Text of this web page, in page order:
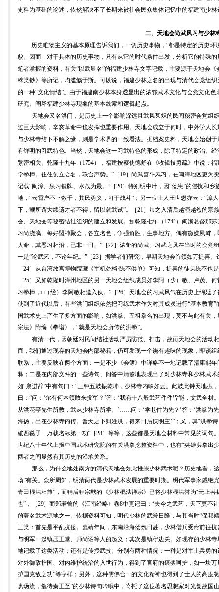
史料为基础的论述，依然解决不了长期来被社会民众集体记忆中的福建南少林
二、天地会尚武风习与少林
历史唯物主义的基本原理告诉我们，一切历史事物，“都是特定的历史
貌。因而，对于具体的历史事物，只有从它的时代条件出发，分析它的特殊
笔者掌握的资料，有关“以武显名”的福建少林寺文字记载，主要源于天地会
稗类钞》等所记，均滥觞于斯。可以说，福建少林之名的出现与清代会党组
的一种“文化情结”。由于福建南少林本身透显出的浓郁武术文化与会党文化
研究、阐释福建少林寺现象的基本线索和逻辑起点。
天地会又名洪门，是历史上一个影响深远且武风甚炽的民间秘密会党组
过巨大影响，辛亥革命中也发挥也重要作用。天地会成立于何时，中外学人
与少林寺结下不解之缘，则是学术界的一致看法。据档案史料， 天地会始创
有鲜明的习武特色。当然，天地会这一习武特色的形成，除了特定的政治、
紧密相关。乾隆十九年（ 1754），福建按察使德舒在《收辑技勇疏》中说：
学拳棒。往往创立会名，联合声势。” ［ 19］尚武喜斗风习，在闽漳地区更为
记载“闽漳、泉习镖牌、水战为最。”［20］特别明中叶，因“倭患”的侵扰和
地，“云霄户不下数千，其民勇义，习于战斗”；另一位士人王世懋亦云：“漳
下，觊所谓大续遗才者不得，留以就武试”。［21］加之入清后越演越烈的宗
会、天地会等秘密结社组织的建立和发展。如乾隆七年（ 1742）闽浙总督那
习尚浇漓，每好盟神聚会，各立名色，争强角胜，生事地方。偶有微嫌夙衅
人命，其恶习相沿，已非一日。”［22］浓郁的尚武、习武之风在当时的会党
一是“论武艺，不论年纪。”［23］据学者们研究，早期天地会首领如万提喜
［24］从台湾故宫博物院藏《军机处档·陈丕供单》可知，提喜的徒弟陈丕也
［25］又如乾隆时漳州地区的另一天地会组织成员如李阿（少）敏、卢茂、
习拳棒，□（经）李阿敏相邀入伙。”［26］天地会的习武风气在历史上绵延
使到了近代以后，有些洪门组织依然把习练武术作为对其成员进行“基本教育”
国武术史上产生了多方面的影响，如洪拳、五祖拳名的出现，莫不与此有关，
宗法》附编《拳谱》，“就是天地会所传的洪拳”。
有清一代，因朝廷对民间结社活动严厉防范、打击，故而天地会的活动
而，我们通过现存的天地会内部秘籍，仍可发现一个饶有趣味的现象，即该
联系，主要反映在两个方面：一是不少《会簿》中详略不一地记载了清康熙
释；二是在内部文件的一些诗句、问答中清楚地表现出了对少林寺和少林武
如“禀进辞”中有句曰：“三钟五鼓振乾坤，少林寺内响如云。此鼓此钟天地振
曰：“问：‘尔有何本领敢来投军？’答：‘我有十八般武艺件件皆能，文武全材
从洪花亭先生所教，武从少林寺所学。’……问：‘学乜件为先？’答：‘洪拳为
海扬，出在少林寺内传。普天之下归姓洪，得来日后扶明主’”；又，其“洪拳诗
破西鞑子，万载名标第一功” ［28］ 等等，这些都是天地会材料中常见的词句
世纪八十年代上报中国武术研究院的有关洪拳挖整资料中，也有“英雄洪拳出
两者之间显然有其历史的沿承关系。
那么，为什么地处南方的清代天地会如此推崇少林武术呢？历史地看，
场”有关。 众所周知，明清两代是少林武术发展的重要时期。 明代军事家戚继
青田棍法相兼”，而稍后程宗猷的《少林棍法禅宗》已将少林棍法誉为“无上
也” ，［29］而郑若曾的《江南经略》卷8中更记曰：“夫今之武艺，天下莫不
的著名武术源地之一。依据资料可知，明代少林的武誉日隆，与其当时“保邦
三类：首先是平乱抗倭。嘉靖年间，东南沿海倭氛日甚，少林僧兵受命前往抗
与明军一起镇压王堂、师尚诏等人的起义；其次是镇守边关。如现存的少林寺
地记载了这类活动；还有是传授武技。分别有两种情况：一种是对军士兵勇
对外御敌护国、对内维护统治的入世行为，得到了官府的褒奖呵护， 如一块万
护国克敌之功”等字样； 另外，这种儒佛合一的文化精神也得到了士人的高度
惠玚流，勉待秦王至”的少林诗句吟哦中，寄托了这位著名思想家对光复故国